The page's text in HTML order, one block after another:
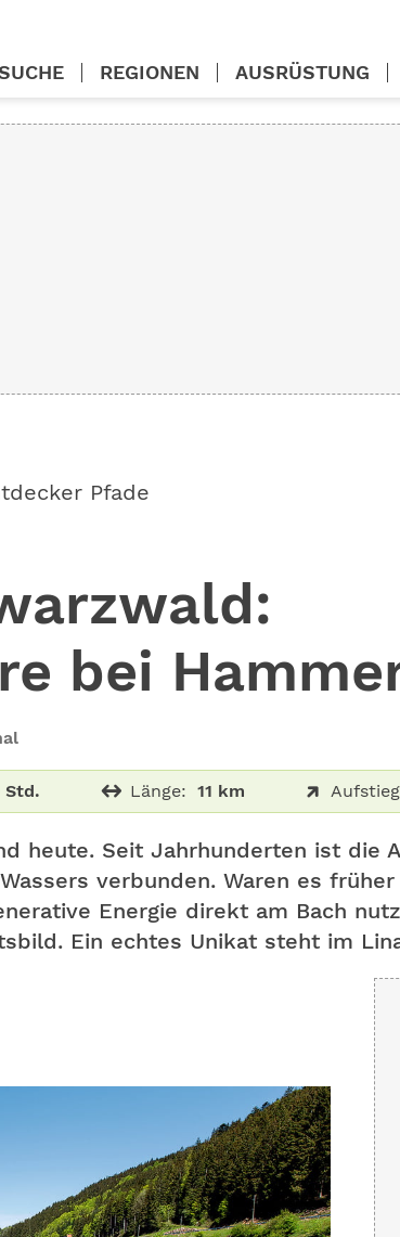
Pfade
bei
Std. Länge: 11 km
heute. Seit Jahrhunderten ist die
verbunden. Waren es früher
Energie direkt am Bach
Ein echtes Unikat steht im
REGIONEN AUSRÜSTUNG